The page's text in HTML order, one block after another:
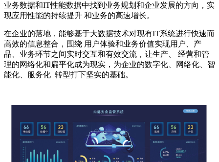
业务数据和IT性能数据中找到业务规划和企业发展的方向，实
现应用性能的持续提升 和业务的高速增长。
在企业的落地，能够基于大数据技术对现有IT系统进行快速而
高效的信息整合，围绕 用户体验和业务价值实现用户、产
品、业务环节之间实时交互和有效交流，让生产、 经营和管
理的网络化和扁平化成为现实，为企业的数字化、网络化、智
能化、服务化 转型打下坚实的基础。